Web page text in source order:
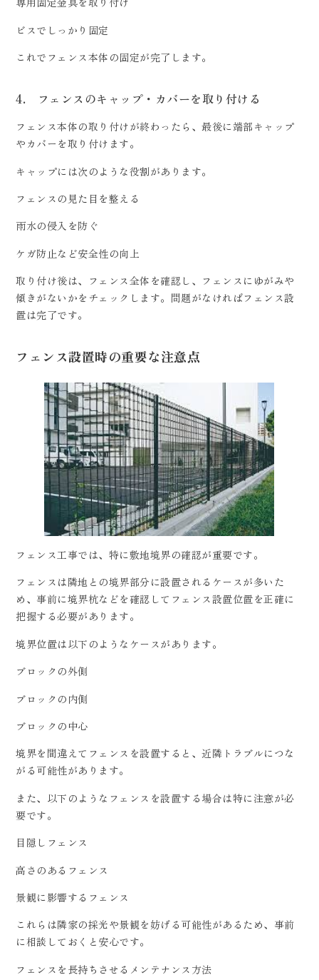
ビスでしっかり固定
これでフェンス本体の固定が完了します。
4. フェンスのキャップ・カバーを取り付ける
フェンス本体の取り付けが終わったら、最後に端部キャップ
やカバーを取り付けます。
キャップには次のような役割があります。
フェンスの見た目を整える
雨水の侵入を防ぐ
ケガ防止など安全性の向上
取り付け後は、フェンス全体を確認し、フェンスにゆがみや
傾きがないかをチェックします。問題がなければフェンス設
置は完了です。
フェンス設置時の重要な注意点
フェンス工事では、特に敷地境界の確認が重要です。
フェンスは隣地との境界部分に設置されるケースが多いた
め、事前に境界杭などを確認してフェンス設置位置を正確に
把握する必要があります。
境界位置は以下のようなケースがあります。
ブロックの外側
ブロックの内側
ブロックの中心
境界を間違えてフェンスを設置すると、近隣トラブルにつな
がる可能性があります。
また、以下のようなフェンスを設置する場合は特に注意が必
要です。
目隠しフェンス
高さのあるフェンス
景観に影響するフェンス
これらは隣家の採光や景観を妨げる可能性があるため、事前
に相談しておくと安心です。
フェンスを長持ちさせるメンテナンス方法